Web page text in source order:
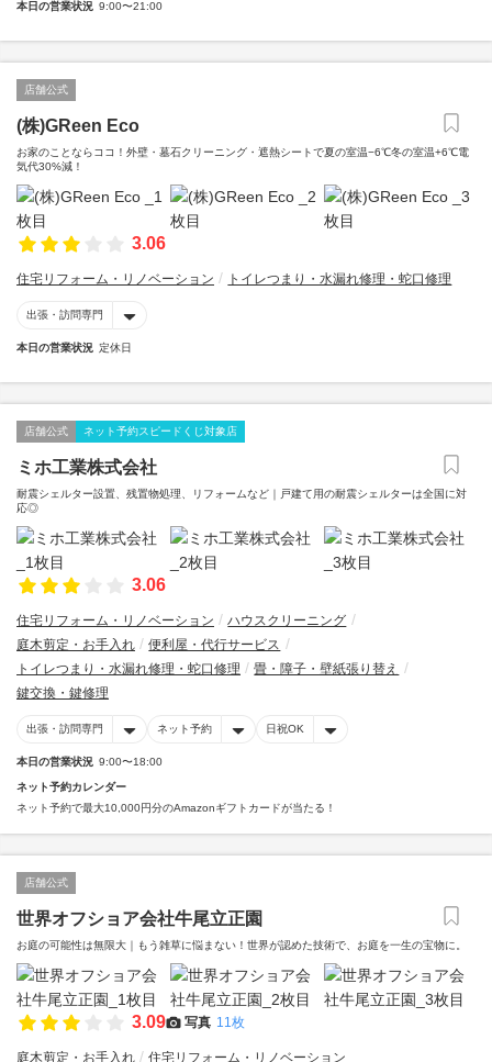
本日の営業状況 9:00〜21:00
店舗公式
(株)GReen Eco
お家のことならココ！外壁・墓石クリーニング・遮熱シートで夏の室温−6℃冬の室温+6℃電
気代30%減！
3.06
住宅リフォーム・リノベーション トイレつまり・水漏れ修理・蛇口修理
出張・訪問専門
本日の営業状況 定休日
店舗公式 ネット予約スピードくじ対象店
ミホ工業株式会社
耐震シェルター設置、残置物処理、リフォームなど｜戸建て用の耐震シェルターは全国に対
応◎
3.06
住宅リフォーム・リノベーション
ハウスクリーニング
庭木剪定・お手入れ
便利屋・代行サービス
トイレつまり・水漏れ修理・蛇口修理
畳・障子・壁紙張り替え
鍵交換・鍵修理
出張・訪問専門 ネット予約 日祝OK
本日の営業状況 9:00〜18:00
ネット予約カレンダー
ネット予約で最大10,000円分のAmazonギフトカードが当たる！
店舗公式
世界オフショア会社牛尾立正園
お庭の可能性は無限大｜もう雑草に悩まない！世界が認めた技術で、お庭を一生の宝物に。
3.09 写真 11枚
庭木剪定・お手入れ 住宅リフォーム・リノベーション